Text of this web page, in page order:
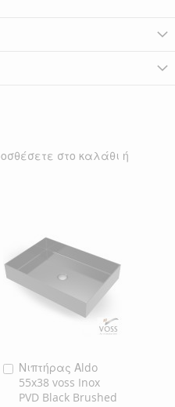
στο καλάθι ή
Νιπτήρας Αldo
55x38 voss Inox
PVD Black Brushed
Προσθήκη
στο
Καλάθι